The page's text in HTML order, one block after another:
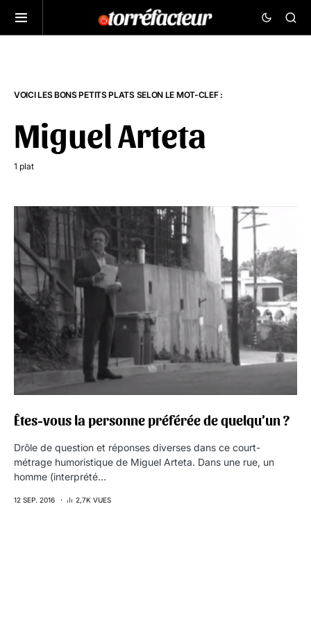
VOICI LES BONS PETITS PLATS SELON LE MOT-CLEF :
Miguel Arteta
1 plat
Êtes-vous la personne préférée de quelqu’un ?
Drôle de question et réponses diverses dans ce court-
métrage humoristique de Miguel Arteta. Dans une rue, un
homme (interprété…
12 SEP. 2016 2,7K VUES